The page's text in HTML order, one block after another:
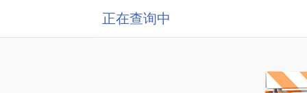
正在查询中